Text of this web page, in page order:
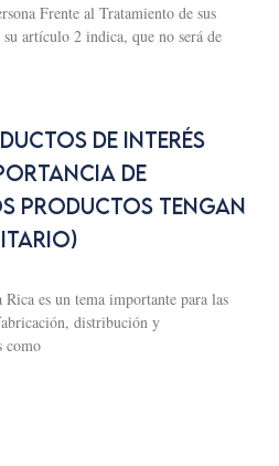
Frente al Tratamiento de sus
artículo 2 indica, que no será de
de Interés
de
productos tengan
es un tema importante para las
distribución y
como